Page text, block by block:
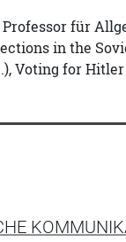
Professor für
in the
Voting for